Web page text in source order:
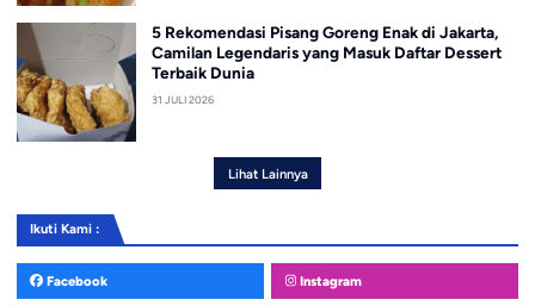
5 Rekomendasi Pisang Goreng Enak di Jakarta,
Camilan Legendaris yang Masuk Daftar Dessert
Terbaik Dunia
31 JULI 2026
Lihat Lainnya
Ikuti Kami :
Facebook Instagram